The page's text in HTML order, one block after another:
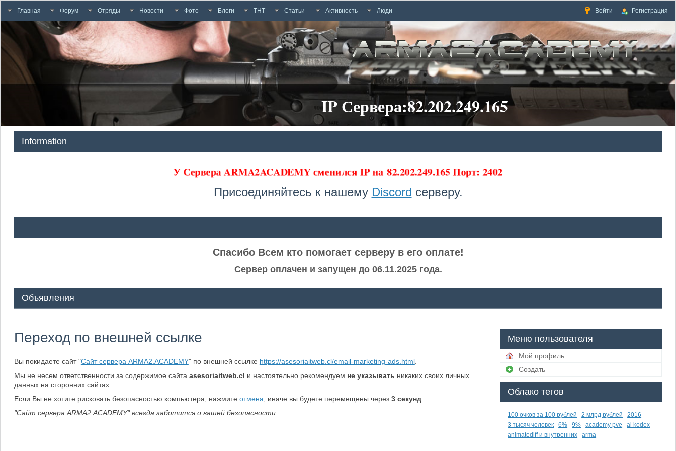
Главная Форум Отряды Новости Фото Блоги ТНТ Статьи Активность Люди Войти Регистрация
IP Сервера:82.202.249.165
Information
У Сервера ARMA2ACADEMY сменился IP на82.202.249.165 Порт: 2402
Присоединяйтесь к нашему Discord серверу.
Спасибо Всем кто помогает серверу в его оплате!
Сервер оплачен и запущен до 06.11.2025 года.
Объявления
Переход по внешней ссылке
Вы покидаете сайт "Сайт сервера ARMA2.ACADEMY" по внешней ссылке https://asesoriaitweb.cl/email-marketing-ads.html.
Мы не несем ответственности за содержимое сайта asesoriaitweb.cl и настоятельно рекомендуем не указывать никаких своих личных
данных на сторонних сайтах.
Если Вы не хотите рисковать безопасностью компьютера, нажмите отмена , иначе вы будете перемещены через 2секунд
"Сайт сервера ARMA2.ACADEMY" всегда заботится о вашей безопасности.
Меню пользователя
Мой профиль
Создать
Облако тегов
100 очков за 100 рублей 2 млрд рублей
2016
3 тысяч человек
6% 9% academy pve
ai kodex
animatediff и внутренних
arma